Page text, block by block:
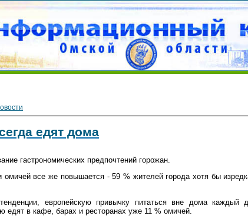
едят дома
гастрономических предпочтений горожан.
омичей все же повышается - 59 % жителей города хотя бы
европейскую привычку питаться вне дома
едят в кафе, барах и ресторанах уже 11 % омичей.